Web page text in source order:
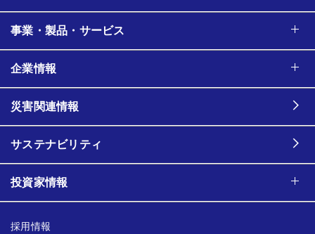
事業・製品・サービス
企業情報
災害関連情報
サステナビリティ
投資家情報
採用情報